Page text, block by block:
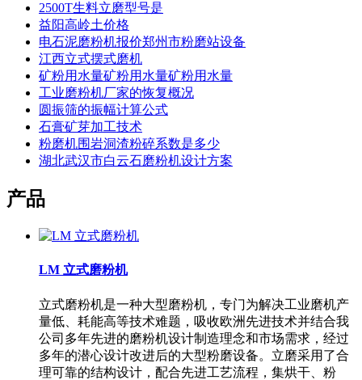
2500T生料立磨型号是
益阳高岭土价格
电石泥磨粉机报价郑州市粉磨站设备
江西立式摆式磨机
矿粉用水量矿粉用水量矿粉用水量
工业磨粉机厂家的恢复概况
圆振筛的振幅计算公式
石膏矿芽加工技术
粉磨机围岩洞渣粉碎系数是多少
湖北武汉市白云石磨粉机设计方案
产品
LM 立式磨粉机
立式磨粉机是一种大型磨粉机，专门为解决工业磨机产
量低、耗能高等技术难题，吸收欧洲先进技术并结合我
公司多年先进的磨粉机设计制造理念和市场需求，经过
多年的潜心设计改进后的大型粉磨设备。立磨采用了合
理可靠的结构设计，配合先进工艺流程，集烘干、粉